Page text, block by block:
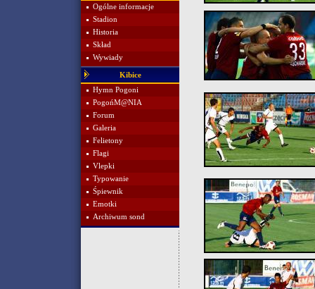
Ogólne informacje
Stadion
Historia
Skład
Wywiady
Kibice
Hymn Pogoni
PogońM@NIA
Forum
Galeria
Felietony
Flagi
Vlepki
Typowanie
Śpiewnik
Emotki
Archiwum sond